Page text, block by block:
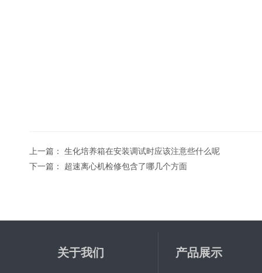
上一篇： 生化培养箱在安装调试时应该注意些什么呢
下一篇： 超速离心机检修包含了哪几个方面
关于我们 产品展示